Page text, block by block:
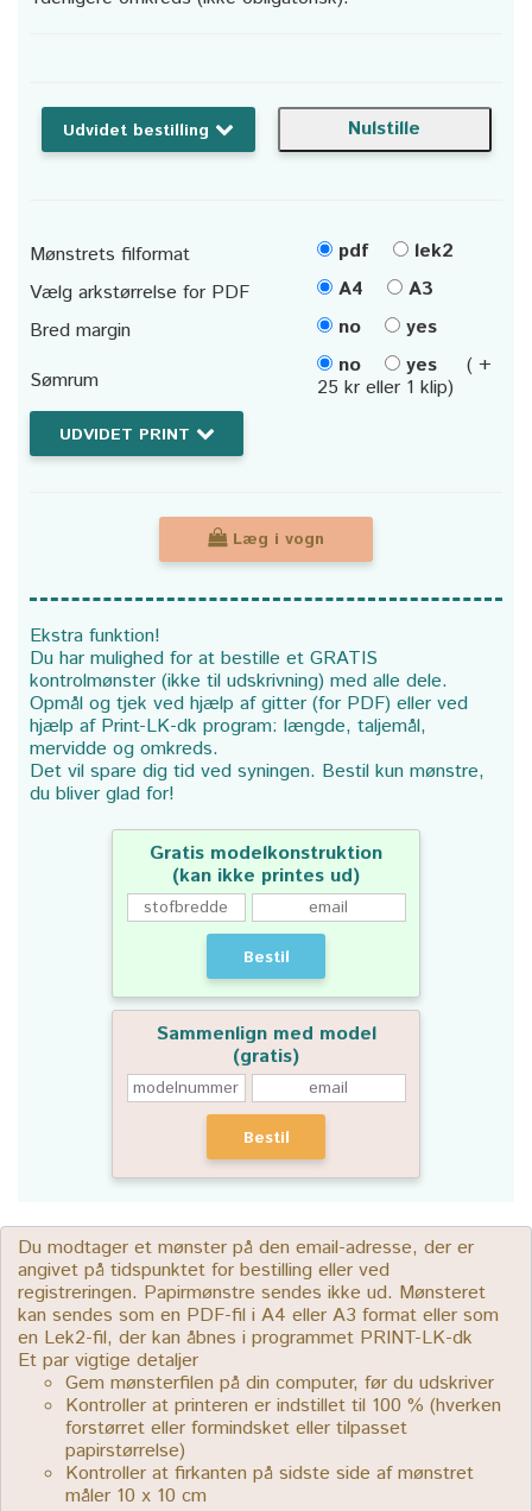
Udvidet bestilling
Mønstrets filformat pdf
lek2
Vælg arkstørrelse for PDF
A4
A3
Bred margin
no
yes
Sømrum
no yes
( +
25 kr eller 1 klip)
UDVIDET PRINT
Læg i vogn
Ekstra funktion!
Du har mulighed for at bestille et GRATIS
kontrolmønster (ikke til udskrivning) med alle dele.
Opmål og tjek ved hjælp af gitter (for PDF) eller ved
hjælp af Print-LK-dk program: længde, taljemål,
mervidde og omkreds.
Det vil spare dig tid ved syningen. Bestil kun mønstre,
du bliver glad for!
Gratis modelkonstruktion
(kan ikke printes ud)
Bestil
Sammenlign med model
(gratis)
Bestil
Du modtager et mønster på den email-adresse, der er
angivet på tidspunktet for bestilling eller ved
registreringen. Papirmønstre sendes ikke ud. Mønsteret
kan sendes som en PDF-fil i A4 eller A3 format eller som
en Lek2-fil, der kan åbnes i programmet PRINT-LK-dk
Et par vigtige detaljer
Gem mønsterfilen på din computer, før du udskriver
Kontroller at printeren er indstillet til 100 % (hverken
forstørret eller formindsket eller tilpasset
papirstørrelse)
Kontroller at firkanten på sidste side af mønstret
måler 10 x 10 cm